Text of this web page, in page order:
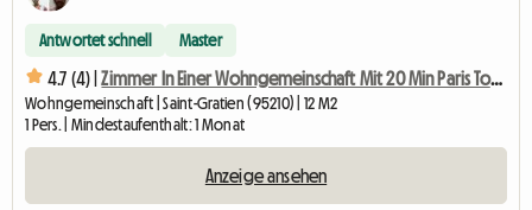
Antwortet schnell Master
4.7 (4) | Zimmer In Einer Wohngemeinschaft Mit 20 Min Paris Tour Eiffel
Wohngemeinschaft | Saint-Gratien (95210) | 12 M2
1 Pers. | Mindestaufenthalt: 1 Monat
Anzeige ansehen